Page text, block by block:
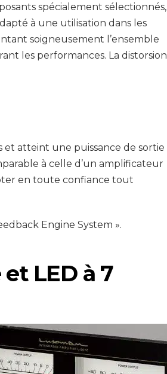
spécialement sélectionnés,
à une utilisation dans les
soigneusement l’ensemble
les performances. La distorsion
atteint une puissance de sortie
à celle d’un amplificateur
en toute confiance tout
Engine System ».
LED à 7